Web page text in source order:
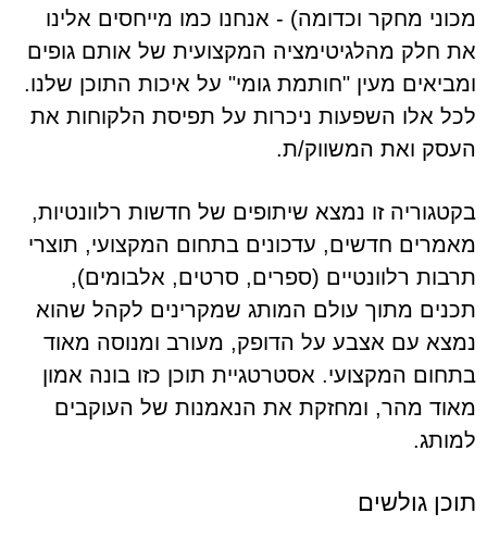
מכוני מחקר וכדומה) - אנחנו כמו מייחסים אלינו
את חלק מהלגיטימציה המקצועית של אותם גופים
ומביאים מעין "חותמת גומי" על איכות התוכן שלנו.
לכל אלו השפעות ניכרות על תפיסת הלקוחות את
העסק ואת המשווק/ת.
בקטגוריה זו נמצא שיתופים של חדשות רלוונטיות,
מאמרים חדשים, עדכונים בתחום המקצועי, תוצרי
תרבות רלוונטיים (ספרים, סרטים, אלבומים),
תכנים מתוך עולם המותג שמקרינים לקהל שהוא
נמצא עם אצבע על הדופק, מעורב ומנוסה מאוד
בתחום המקצועי. אסטרטגיית תוכן כזו בונה אמון
מאוד מהר, ומחזקת את הנאמנות של העוקבים
למותג.
תוכן גולשים